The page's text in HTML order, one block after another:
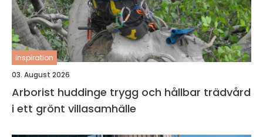
inspiration
03. August 2026
Arborist huddinge trygg och hållbar trädvård
i ett grönt villasamhälle